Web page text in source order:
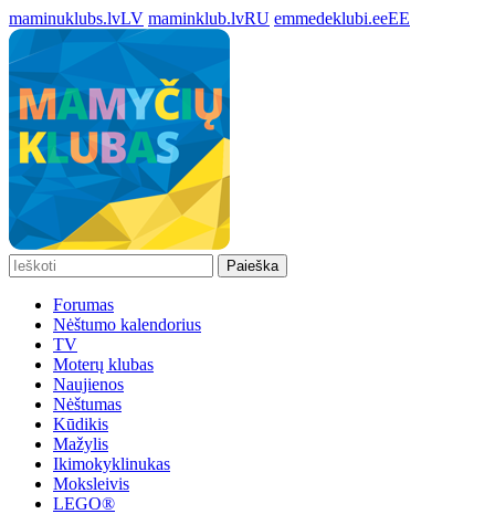
maminuklubs.lvLV maminklub.lvRU emmedeklubi.eeEE
Paieška
Forumas
Nėštumo kalendorius
TV
Moterų klubas
Naujienos
Nėštumas
Kūdikis
Mažylis
Ikimokyklinukas
Moksleivis
LEGO®